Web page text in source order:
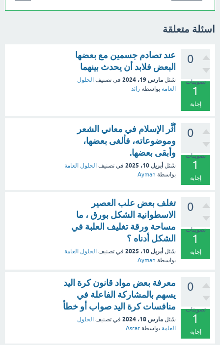
اسئلة متعلقة
0
تصويتات
1
إجابة
عند تصادم جسمين مع بعضها
البعض فلابد أن يحدث بينهما
سُئل مارس 19، 2024 في تصنيف الحلول
العامة بواسطة رائد
0
تصويتات
1
إجابة
أثَّر الإسلام في معاني الشعر
وموضوعاته، فألغى بعضها،
وأبقى بعضها.
سُئل أبريل 10، 2025 في تصنيف الحلول العامة
بواسطة Ayman
0
تصويتات
1
إجابة
تغلف بعض علب العصير
الاسطوانية الشكل بورق ، ما
مساحة ورقة تغليف العلبة في
الشكل أدناه ؟
سُئل أبريل 10، 2025 في تصنيف الحلول العامة
بواسطة Ayman
0
تصويتات
1
إجابة
معرفة بعض مواد قانون كرة اليد
يسهم بالمشاركة الفاعلة في
منافسات كرة اليد صواب أو خطأ
سُئل مارس 18، 2024 في تصنيف الحلول
العامة بواسطة Asrar